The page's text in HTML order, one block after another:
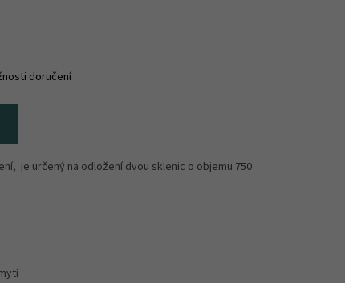
doručení
je určený na odložení dvou sklenic o objemu 750